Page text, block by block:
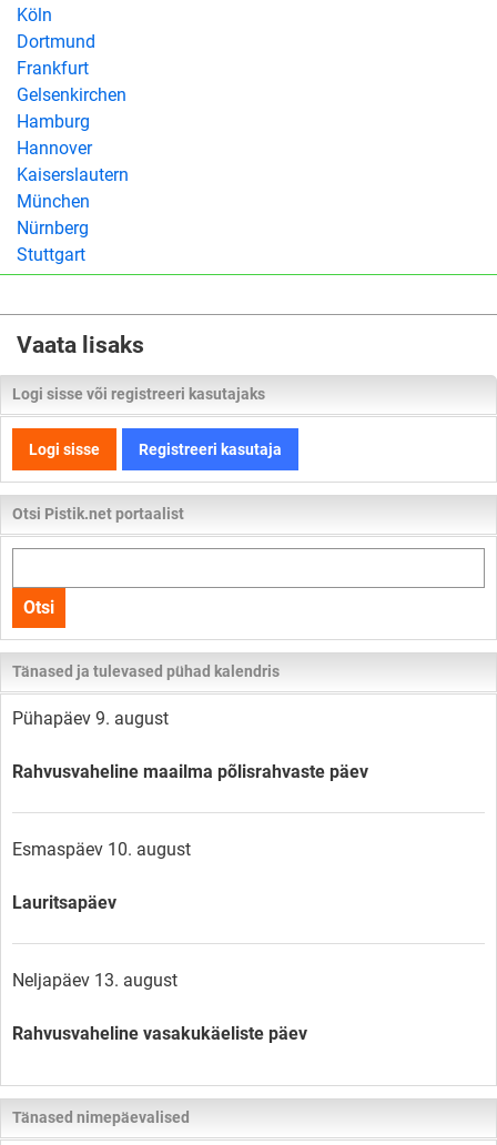
Köln
Dortmund
Frankfurt
Gelsenkirchen
Hamburg
Hannover
Kaiserslautern
München
Nürnberg
Stuttgart
Vaata lisaks
Logi sisse või registreeri kasutajaks
Logi sisse Registreeri kasutaja
Otsi Pistik.net portaalist
kogu
lehelt
Otsi
Tänased ja tulevased pühad kalendris
Pühapäev 9. august
Rahvusvaheline maailma põlisrahvaste päev
Esmaspäev 10. august
Lauritsapäev
Neljapäev 13. august
Rahvusvaheline vasakukäeliste päev
Tänased nimepäevalised